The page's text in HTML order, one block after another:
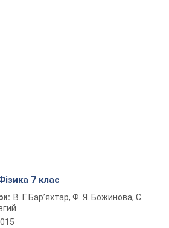
7 клас
В. Г. Бар’яхтар, Ф. Я. Божинова, С.